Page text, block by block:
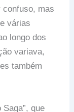
confuso, mas
várias
longo dos
variava,
também
que